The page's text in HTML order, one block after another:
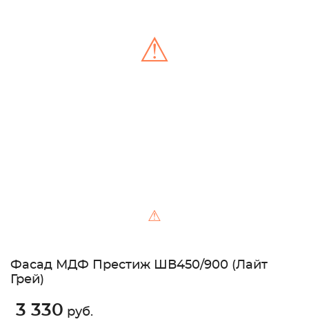
⚠
⚠
Фасад МДФ Престиж ШВ450/900 (Лайт
Грей)
3 330 руб.